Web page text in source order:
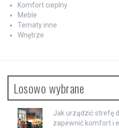
Komfort cieplny
Meble
Tematy inne
Wnętrze
Losowo wybrane
Jak urządzić strefę
zapewnić komfort i